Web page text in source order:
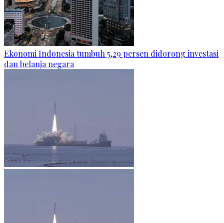
Ekonomi Indonesia tumbuh 5,29 persen didorong investasi
dan belanja negara